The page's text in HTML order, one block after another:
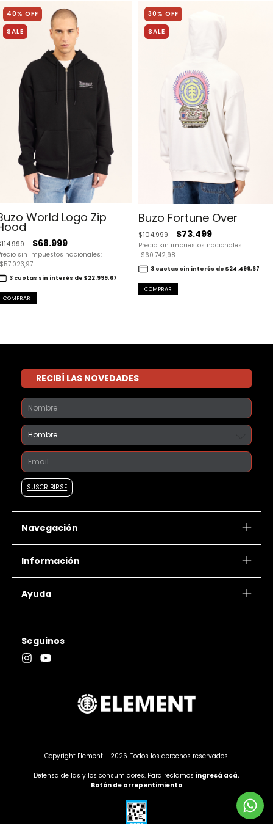
40% OFF
SALE
World Logo Zip
$68.999
sin impuestos nacionales:
$57.023,97
3 cuotas sin interés de $22.999,67
COMPRAR
30% OFF
SALE
Buzo Fortune Over
$104.999 $73.499
Precio sin impuestos nacionales:
$60.742,98
3 cuotas sin interés de $24.499,67
COMPRAR
RECIBÍ LAS NOVEDADES
Navegación
Información
Ayuda
Seguinos
Copyright Element - 2026. Todos los derechos reservados.
Defensa de las y los consumidores. Para reclamos ingresá acá.
Botón de arrepentimiento